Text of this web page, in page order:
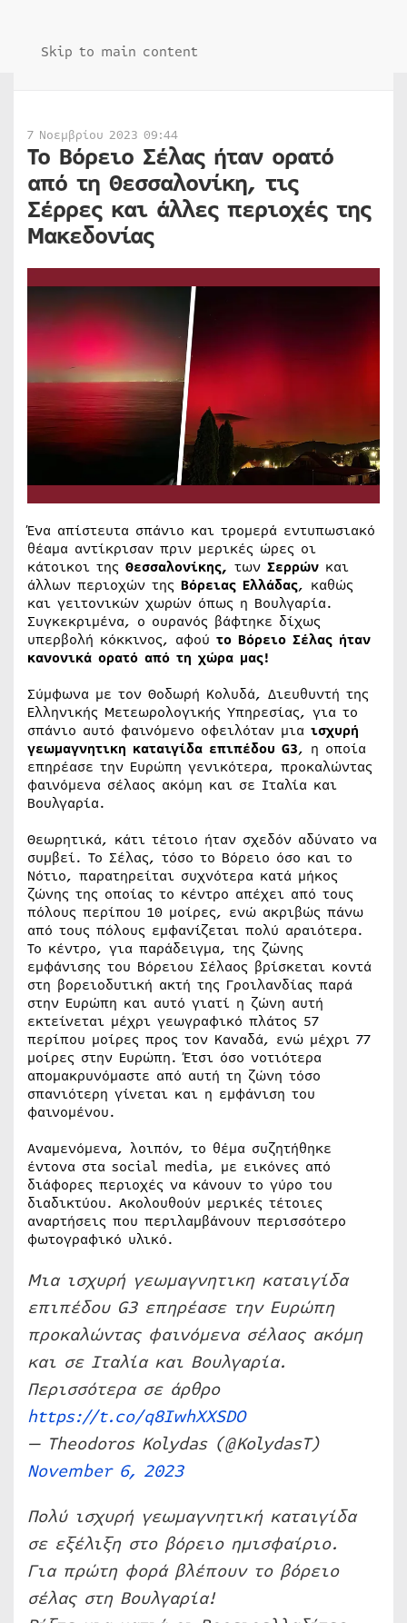
Skip to main content
7 Νοεμβρίου 2023 09:44
Το Βόρειο Σέλας ήταν ορατό
από τη Θεσσαλονίκη, τις
Σέρρες και άλλες περιοχές της
Μακεδονίας
Ένα απίστευτα σπάνιο και τρομερά εντυπωσιακό
θέαμα αντίκρισαν πριν μερικές ώρες οι
κάτοικοι της Θεσσαλονίκης, των Σερρών και
άλλων περιοχών της Βόρειας Ελλάδας, καθώς
και γειτονικών χωρών όπως η Βουλγαρία.
Συγκεκριμένα, ο ουρανός βάφτηκε δίχως
υπερβολή κόκκινος, αφού το Βόρειο Σέλας ήταν
κανονικά ορατό από τη χώρα μας!
Σύμφωνα με τον Θοδωρή Κολυδά, Διευθυντή της
Ελληνικής Μετεωρολογικής Υπηρεσίας, για το
σπάνιο αυτό φαινόμενο οφειλόταν μια ισχυρή
γεωμαγνητικη καταιγίδα επιπέδου G3, η οποία
επηρέασε την Ευρώπη γενικότερα, προκαλώντας
φαινόμενα σέλαος ακόμη και σε Ιταλία και
Βουλγαρία.
Θεωρητικά, κάτι τέτοιο ήταν σχεδόν αδύνατο να
συμβεί. Το Σέλας, τόσο το Βόρειο όσο και το
Νότιο, παρατηρείται συχνότερα κατά μήκος
ζώνης της οποίας το κέντρο απέχει από τους
πόλους περίπου 10 μοίρες, ενώ ακριβώς πάνω
από τους πόλους εμφανίζεται πολύ αραιότερα.
Το κέντρο, για παράδειγμα, της ζώνης
εμφάνισης του Βόρειου Σέλαος βρίσκεται κοντά
στη βορειοδυτική ακτή της Γροιλανδίας παρά
στην Ευρώπη και αυτό γιατί η ζώνη αυτή
εκτείνεται μέχρι γεωγραφικό πλάτος 57
περίπου μοίρες προς τον Καναδά, ενώ μέχρι 77
μοίρες στην Ευρώπη. Έτσι όσο νοτιότερα
απομακρυνόμαστε από αυτή τη ζώνη τόσο
σπανιότερη γίνεται και η εμφάνιση του
φαινομένου.
Αναμενόμενα, λοιπόν, το θέμα συζητήθηκε
έντονα στα social media, με εικόνες από
διάφορες περιοχές να κάνουν το γύρο του
διαδικτύου. Ακολουθούν μερικές τέτοιες
αναρτήσεις που περιλαμβάνουν περισσότερο
φωτογραφικό υλικό.
Μια ισχυρή γεωμαγνητικη καταιγίδα
επιπέδου G3 επηρέασε την Ευρώπη
προκαλώντας φαινόμενα σέλαος ακόμη
και σε Ιταλία και Βουλγαρία.
Περισσότερα σε άρθρο
https://t.co/q8IwhXXSDO
— Theodoros Kolydas (@KolydasT)
November 6, 2023
Πολύ ισχυρή γεωμαγνητική καταιγίδα
σε εξέλιξη στο βόρειο ημισφαίριο.
Για πρώτη φορά βλέπουν το βόρειο
σέλας στη Βουλγαρία!